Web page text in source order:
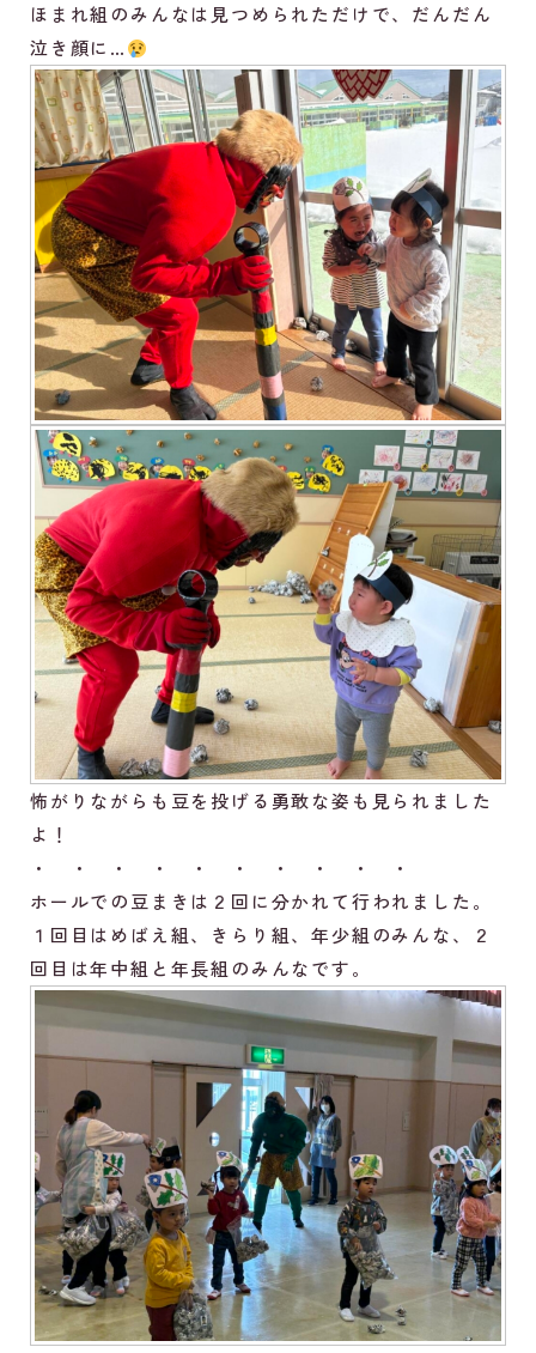
ほまれ組のみんなは見つめられただけで、だんだん
泣き顔に…
怖がりながらも豆を投げる勇敢な姿も見られました
よ！
・ ・ ・ ・ ・ ・ ・ ・ ・ ・
ホールでの豆まきは２回に分かれて行われました。
１回目はめばえ組、きらり組、年少組のみんな、２
回目は年中組と年長組のみんなです。